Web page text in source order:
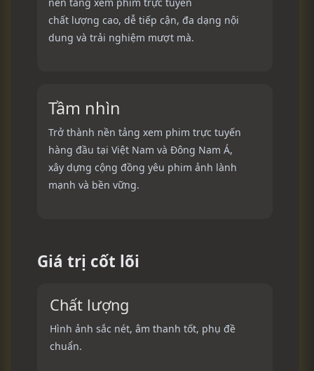
chất lượng cao, dễ tiếp cận, đa dạng nội
dung và trải nghiệm mượt mà.
Tầm nhìn
Trở thành nền tảng xem phim trực tuyến
hàng đầu tại Việt Nam và Đông Nam Á,
xây dựng cộng đồng yêu phim ảnh lành
mạnh và bền vững.
Giá trị cốt lõi
Chất lượng
Hình ảnh sắc nét, âm thanh tốt, phụ đề
chuẩn.